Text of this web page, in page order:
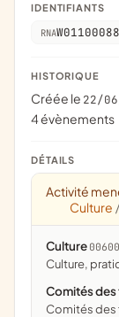
IDENTIFIANTS
RNA
HISTORIQUE
Créée le 22/
4 évènements
DÉTAILS
Activité
Culture /
Culture
culture,
Comités
comités